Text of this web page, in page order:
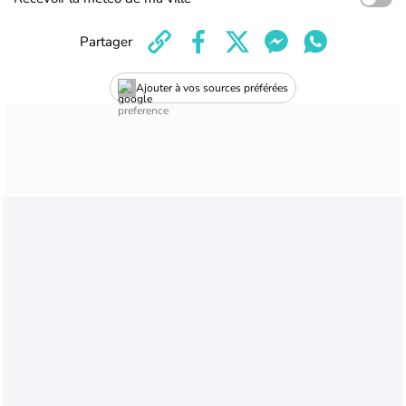
Ajouter à vos sources préférées
Partager